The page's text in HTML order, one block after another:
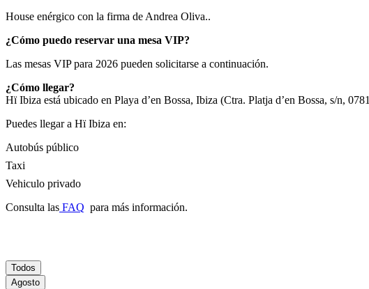
House enérgico con la firma de Andrea Oliva..
¿Cómo puedo reservar una mesa VIP?
Las mesas VIP para 2026 pueden solicitarse a continuación.
¿Cómo llegar?
Hï Ibiza está ubicado en Playa d’en Bossa, Ibiza (Ctra. Platja d’en Bossa, s/n,
Puedes llegar a Hï Ibiza en:
Autobús público
Taxi
Vehiculo privado
Consulta las FAQ para más información.
Todos
Agosto